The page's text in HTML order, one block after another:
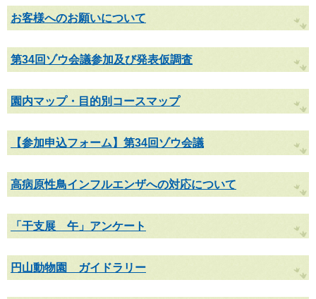
お客様へのお願いについて
第34回ゾウ会議参加及び発表仮調査
園内マップ・目的別コースマップ
【参加申込フォーム】第34回ゾウ会議
高病原性鳥インフルエンザへの対応について
「干支展 午」アンケート
円山動物園 ガイドラリー